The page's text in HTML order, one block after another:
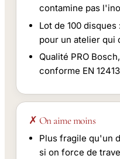
contamine pas
Lot de 100
pour un atelier qui
Qualité PRO
conforme EN 12413
✗ On aime moins
Plus fragile qu'un
si on force de